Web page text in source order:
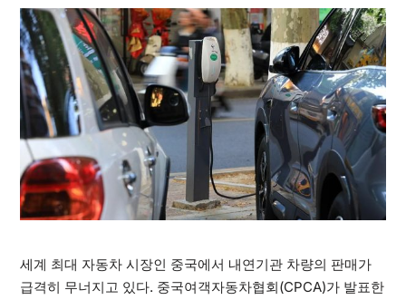
세계 최대 자동차 시장인 중국에서 내연기관 차량의 판매가
급격히 무너지고 있다. 중국여객자동차협회(CPCA)가 발표한